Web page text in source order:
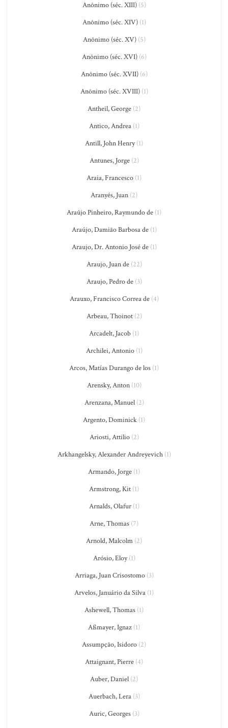
Anônimo (séc. XIII)(5)
Anônimo (séc. XIV)(1)
Anônimo (séc. XV)(5)
Anônimo (séc. XVI)(6)
Anônimo (séc. XVII)(6)
Anônimo (séc. XVIII)(1)
Antheil, George (2)
Antico, Andrea(1)
Antill, John Henry(1)
Antunes, Jorge(2)
Araia, Francesco (1)
Aranyés, Juan (2)
Araújo Pinheiro, Raymundo de (1)
Araújo, Damião Barbosa de(1)
Araujo, Dr. Antonio José de(1)
Araujo, Juan de(22)
Araujo, Pedro de(3)
Arauxo, Francisco Correa de(4)
Arbeau, Thoinot(2)
Arcadelt, Jacob (1)
Archilei, Antonio(1)
Arcos, Matías Durango de los (1)
Arensky, Anton(10)
Arenzana, Manuel(2)
Argento, Dominick (1)
Ariosti, Attilio(2)
Arkhangelsky, Alexander Andreyevich(1)
Armando, Jorge (1)
Armstrong, Kit (1)
Arnalds, Olafur(1)
Arne, Thomas (7)
Arnold, Malcolm (2)
Arósio, Eloy(1)
Arriaga, Juan Crisostomo(3)
Arvelos, Januário da Silva (1)
Ashewell, Thomas (1)
Aßmayer, Ignaz (1)
Assumpção, Isidoro (2)
Attaignant, Pierre (4)
Auber, Daniel (2)
Auerbach, Lera(3)
Auric, Georges(3)